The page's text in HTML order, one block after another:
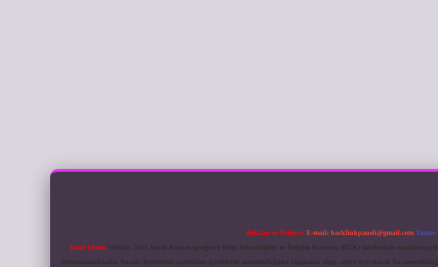
Reklam ve İletişim: E-mail: backlinkpaneli@gmail.com Teams:
Yasal Uyarı: Sitemiz, 5651 Sayılı Kanun gereğince Bilgi Teknolojileri ve İletişim Kurumu (BTK) tarafından
bulunmamaktadır. Ancak, üyelerimiz yazdıkları içeriklerin sorumluluğunu taşımakta olup, siteye üye olarak bu